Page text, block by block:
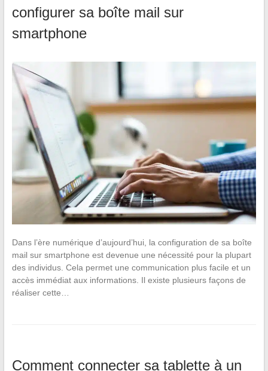
configurer sa boîte mail sur
smartphone
Dans l’ère numérique d’aujourd’hui, la configuration de sa boîte
mail sur smartphone est devenue une nécessité pour la plupart
des individus. Cela permet une communication plus facile et un
accès immédiat aux informations. Il existe plusieurs façons de
réaliser cette…
Comment connecter sa tablette à un